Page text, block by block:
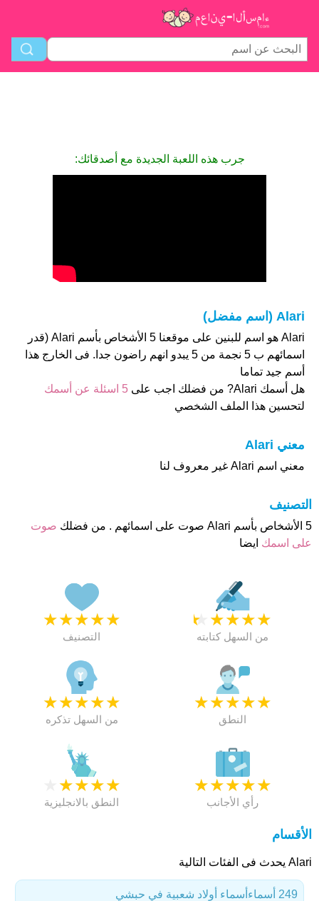
جرب هذه اللعبة الجديدة مع أصدقائك:
Alari (اسم مفضل)
Alari هو اسم للبنين على موقعنا 5 الأشخاص بأسم Alari (قدر
اسمائهم ب 5 نجمة من 5 يبدو انهم راضون جدا. فى الخارج هذا
أسم جيد تماما
هل أسمك Alari? من فضلك اجب على
5 اسئلة عن أسمك
لتحسين هذا الملف الشخصي
معني Alari
معني اسم Alari غير معروف لنا
التصنيف
5 الأشخاص بأسم Alari صوت على اسمائهم . من فضلك
صوت
على اسمك ايضا
★
★
★
★
★
التصنيف
★
★
★
★
★
من السهل كتابته
★
★
★
★
★
من السهل تذكره
★
★
★
★
★
النطق
★
★
★
★
النطق بالانجليزية
★
★
★
★
★
رأي الأجانب
الأقسام
Alari يحدث فى الفئات التالية
أسماء أولاد شعبية في حبشي 249 أسماء